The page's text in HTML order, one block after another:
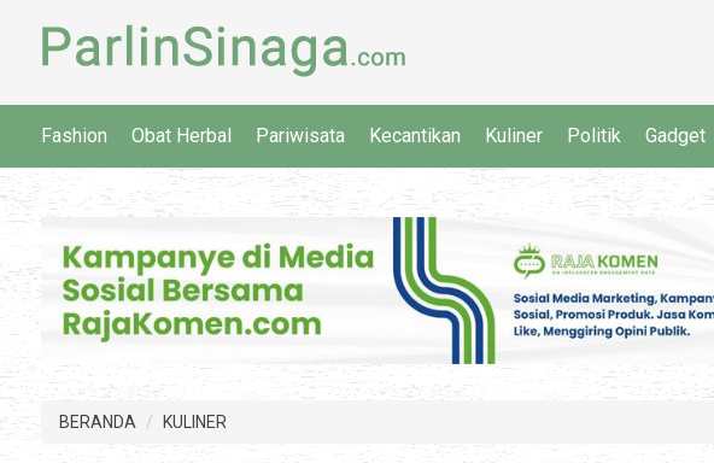
Fashion Obat Herbal Pariwisata Kecantikan Kuliner Politik Gadget
BERANDA KULINER